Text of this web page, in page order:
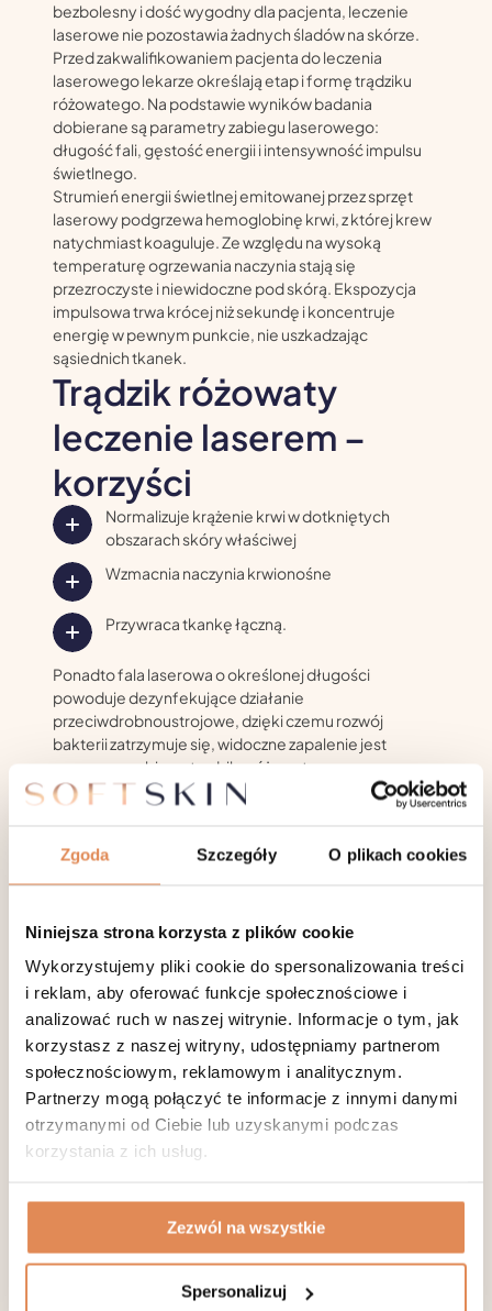
Zgoda Szczegóły O plikach cookies
Niniejsza strona korzysta z plików cookie
Wykorzystujemy pliki cookie do spersonalizowania treści
i reklam, aby oferować funkcje społecznościowe i
analizować ruch w naszej witrynie. Informacje o tym, jak
korzystasz z naszej witryny, udostępniamy partnerom
społecznościowym, reklamowym i analitycznym.
Partnerzy mogą połączyć te informacje z innymi danymi
otrzymanymi od Ciebie lub uzyskanymi podczas
korzystania z ich usług.
Zezwól na wszystkie
Spersonalizuj
bezbolesny i dość wygodny dla pacjenta, leczenie
laserowe nie pozostawia żadnych śladów na skórze.
Przed zakwalifikowaniem pacjenta do leczenia
laserowego lekarze określają etap i formę trądziku
różowatego. Na podstawie wyników badania
dobierane są parametry zabiegu laserowego:
długość fali, gęstość energii i intensywność impulsu
świetlnego.
Strumień energii świetlnej emitowanej przez sprzęt
laserowy podgrzewa hemoglobinę krwi, z której krew
natychmiast koaguluje. Ze względu na wysoką
temperaturę ogrzewania naczynia stają się
przezroczyste i niewidoczne pod skórą. Ekspozycja
impulsowa trwa krócej niż sekundę i koncentruje
energię w pewnym punkcie, nie uszkadzając
sąsiednich tkanek.
Trądzik różowaty
leczenie laserem –
korzyści
Normalizuje krążenie krwi w dotkniętych
obszarach skóry właściwej
Wzmacnia naczynia krwionośne
Przywraca tkankę łączną.
Ponadto fala laserowa o określonej długości
powoduje dezynfekujące działanie
przeciwdrobnoustrojowe, dzięki czemu rozwój
bakterii zatrzymuje się, widoczne zapalenie jest
usuwane, a objawy trądziku różowatego są
zmniejszone. Podczas zabiegu na trądzik różowaty
wiązka laserowa koaguluje naczynia krwionośne,
swędzenie skóry, wnika głęboko w skórę. Laser,
działając precyzyjnie na każde ognisko zapalne za
tkankę do temperatury krytycznej, w której bakterie
zabiegu zapalenie stopniowo zanika, znikają obrzęki i
zaczerwienienia.
Jaki laser na trądzik
różowaty?
Spośród nowoczesnych metod leczenia trądziku
różowatego terapia laserowa jest uważana za
najbardziej skuteczną i bezpieczną. Klinika Soft Skin
świecie Fotona. Zaletą tego urządzenia jest to, że
wiązka laserowa niszczy sam mechanizm powstawania
trądziku różowatego i nie wpływa tylko na objawy.
Laseroterapia powoduje pewną reakcję komórek
skóry (całkowicie kontrolowaną przez dermatologa